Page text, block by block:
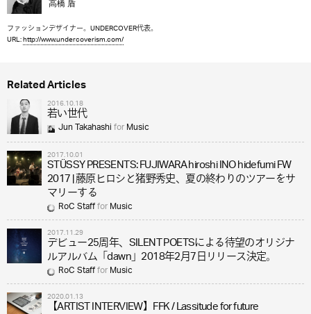
ファッションデザイナー。UNDERCOVER代表。
URL:http://www.undercoverism.com/
Related Articles
2016.10.18
若い世代
Jun TakahashiforMusic
2017.10.01
STÜSSY PRESENTS: FUJIWARA hiroshi INO hidefumi FW
2017 | 藤原ヒロシと猪野秀史、夏の終わりのツアーをサ
マリーする
RoC StaffforMusic
2017.11.29
デビュー25周年、SILENT POETSによる待望のオリジナ
ルアルバム「dawn」2018年2月7日リリース決定。
RoC StaffforMusic
2020.01.13
【ARTIST INTERVIEW】FFK / Lassitude for future